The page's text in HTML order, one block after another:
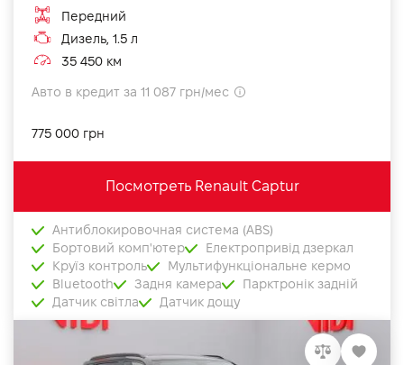
Передний
Дизель, 1.5 л
35 450 км
Авто в кредит за 11 087 грн/мес
775 000 грн
Посмотреть Renault Captur
Антиблокировочная система (ABS)
Бортовий комп'ютер
Електропривід дзеркал
Круїз контроль
Мультифункціональне кермо
Bluetooth
Задня камера
Парктронік задній
Датчик світла
Датчик дощу